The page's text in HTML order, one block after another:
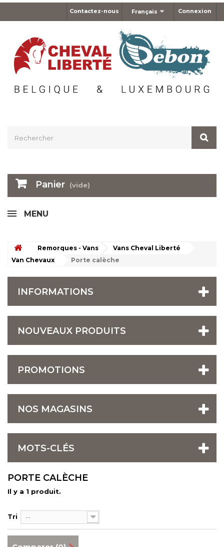
Connexion
Français
Contactez-nous
Panier (vide)
MENU
Remorques - Vans
Vans Cheval Liberté
Van Chevaux
Porte calèche
INFORMATIONS
NOUVEAUX PRODUITS
PROMOTIONS
NOS MAGASINS
MOTS-CLÉS
PORTE CALÈCHE
Il y a 1 produit.
Tri --